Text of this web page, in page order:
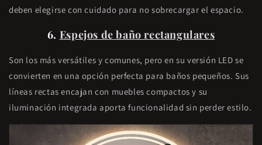
deben elegirse con cuidado para no sobrecargar el espacio.
6. Espejos de baño rectangulares
Son los más versátiles y comunes, pero en su versión LED se
convierten en una opción perfecta para baños pequeños. Sus
líneas rectas encajan con muebles compactos y su
iluminación integrada aporta funcionalidad sin perder estilo.